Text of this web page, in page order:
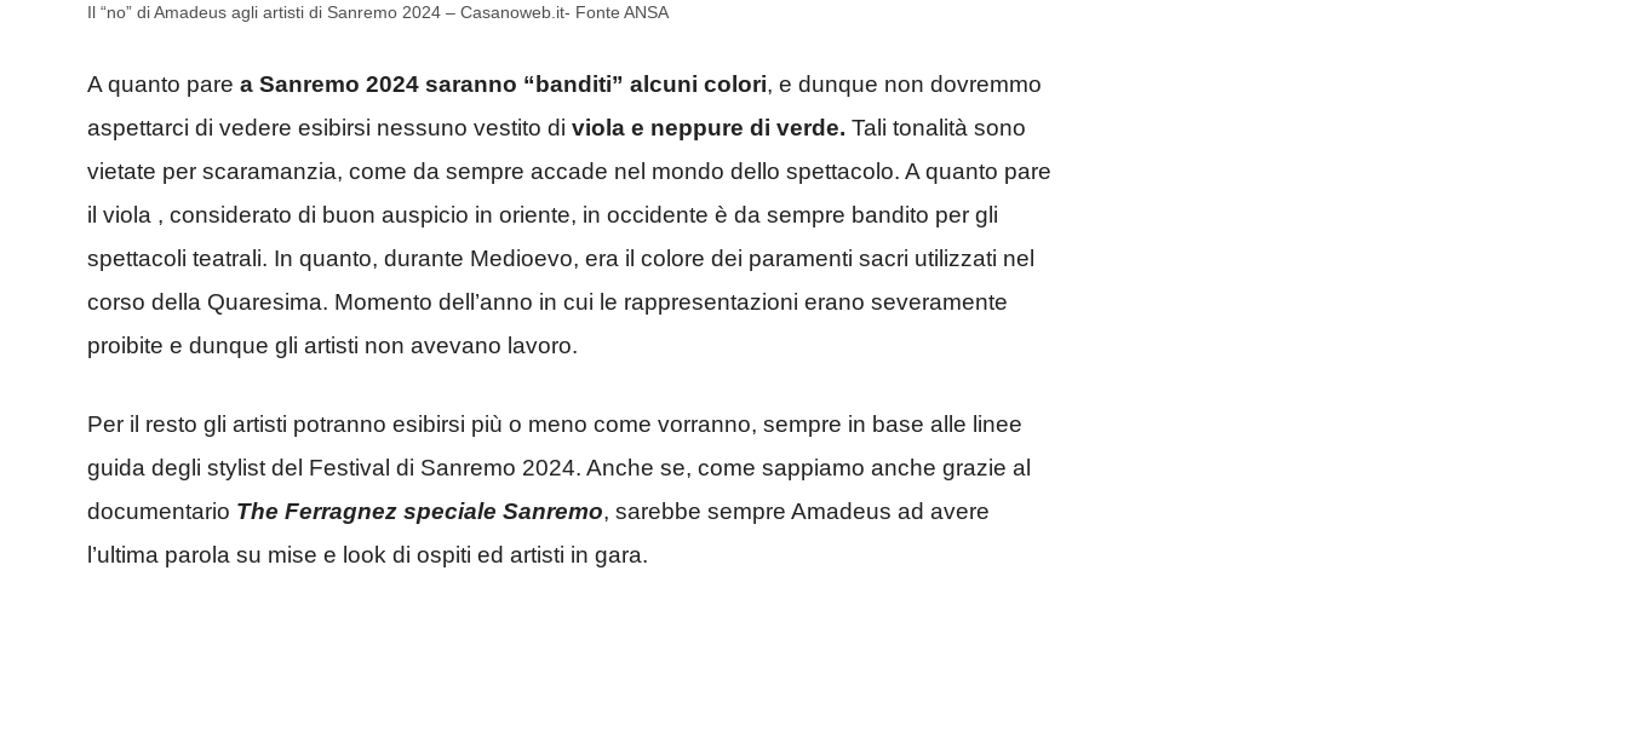
Il “no” di Amadeus agli artisti di Sanremo 2024 – Casanoweb.it- Fonte ANSA
A quanto pare a Sanremo 2024 saranno “banditi” alcuni colori, e dunque non dovremmo
aspettarci di vedere esibirsi nessuno vestito di viola e neppure di verde. Tali tonalità sono
vietate per scaramanzia, come da sempre accade nel mondo dello spettacolo. A quanto pare
il viola , considerato di buon auspicio in oriente, in occidente è da sempre bandito per gli
spettacoli teatrali. In quanto, durante Medioevo, era il colore dei paramenti sacri utilizzati nel
corso della Quaresima. Momento dell’anno in cui le rappresentazioni erano severamente
proibite e dunque gli artisti non avevano lavoro.
Per il resto gli artisti potranno esibirsi più o meno come vorranno, sempre in base alle linee
guida degli stylist del Festival di Sanremo 2024. Anche se, come sappiamo anche grazie al
documentario The Ferragnez speciale Sanremo, sarebbe sempre Amadeus ad avere
l’ultima parola su mise e look di ospiti ed artisti in gara.